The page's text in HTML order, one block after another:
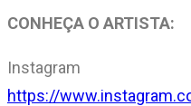
CONHEÇA O ARTISTA:
Instagram
https://